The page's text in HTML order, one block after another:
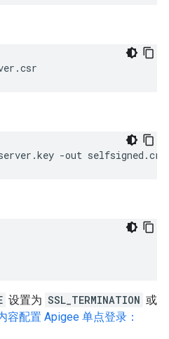
-out selfsigned.crt
设置为 SSL_TERMINATION 或
容配置 Apigee 单点登录：